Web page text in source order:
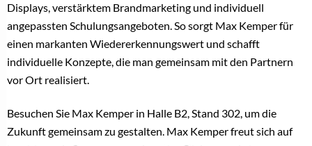
Displays, verstärktem Brandmarketing und individuell
angepassten Schulungsangeboten. So sorgt Max Kemper für
einen markanten Wiedererkennungswert und schafft
individuelle Konzepte, die man gemeinsam mit den Partnern
vor Ort realisiert.
Besuchen Sie Max Kemper in Halle B2, Stand 302, um die
Zukunft gemeinsam zu gestalten. Max Kemper freut sich auf